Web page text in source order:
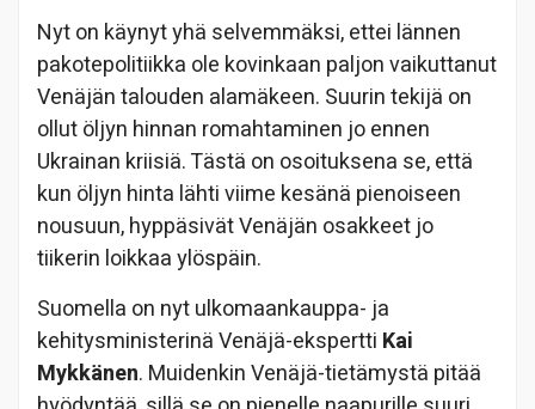
Nyt on käynyt yhä selvemmäksi, ettei lännen
pakotepolitiikka ole kovinkaan paljon vaikuttanut
Venäjän talouden alamäkeen. Suurin tekijä on
ollut öljyn hinnan romahtaminen jo ennen
Ukrainan kriisiä. Tästä on osoituksena se, että
kun öljyn hinta lähti viime kesänä pienoiseen
nousuun, hyppäsivät Venäjän osakkeet jo
tiikerin loikkaa ylöspäin.
Suomella on nyt ulkomaankauppa- ja
kehitysministerinä Venäjä-ekspertti Kai
Mykkänen. Muidenkin Venäjä-tietämystä pitää